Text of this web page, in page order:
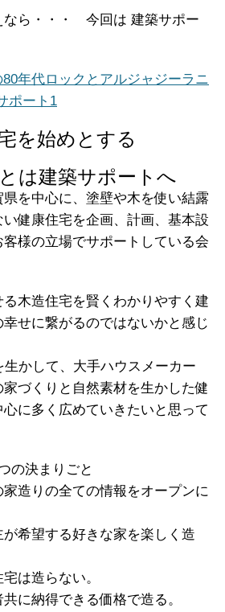
なら・・・ 今回は 建築サポー
を始めとする
は建築サポートへ
を中心に、塗壁や木を使い結露
健康住宅を企画、計画、基本設
様の立場でサポートしている会
木造住宅を賢くわかりやすく建
せに繋がるのではないかと感じ
かして、大手ハウスメーカー
づくりと自然素材を生かした健
に多く広めていきたいと思って
の決まりごと
家造りの全ての情報をオープンに
が希望する好きな家を楽しく造
は造らない。
に納得できる価格で造る。